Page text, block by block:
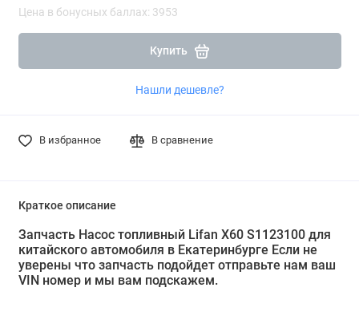
Цена в бонусных баллах: 3953
Купить
Нашли дешевле?
В избранное В сравнение
Краткое описание
Запчасть Насос топливный Lifan X60 S1123100 для
китайского автомобиля в Екатеринбурге Если не
уверены что запчасть подойдет отправьте нам ваш
VIN номер и мы вам подскажем.